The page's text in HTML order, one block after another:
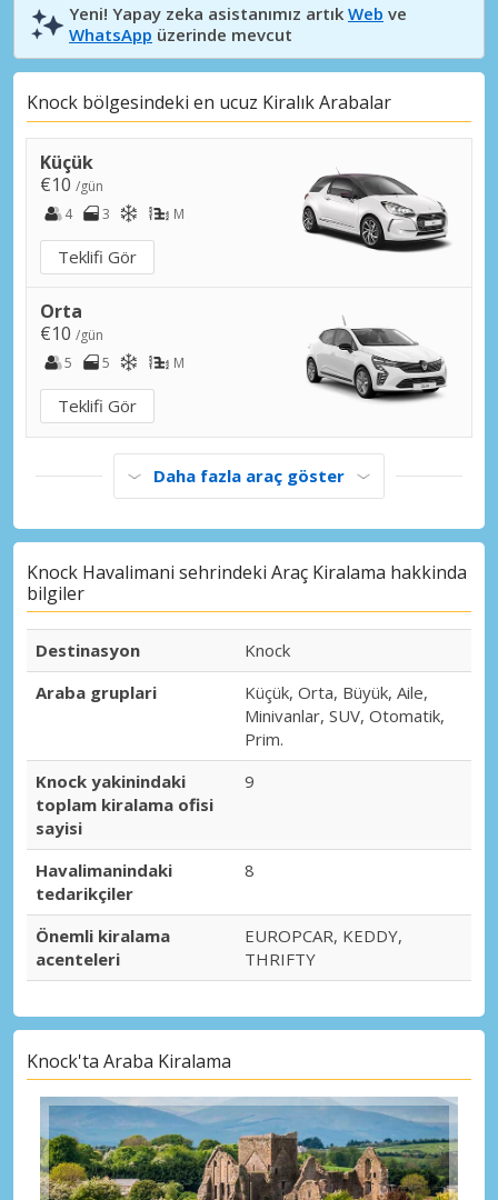
Yeni! Yapay zeka asistanımız artık Web ve
WhatsApp üzerinde mevcut
Knock bölgesindeki en ucuz Kiralık Arabalar
Küçük
€10 /gün
4
3 M
Teklifi Gör
Orta
€10 /gün
5
5 M
Teklifi Gör
Daha fazla araç göster
Knock Havalimani sehrindeki Araç Kiralama hakkinda
bilgiler
Destinasyon
Knock
Araba gruplari
Küçük, Orta, Büyük, Aile,
Minivanlar, SUV, Otomatik,
Prim.
Knock yakinindaki
toplam kiralama ofisi
sayisi
9
Havalimanindaki
tedarikçiler
8
Önemli kiralama
acenteleri
EUROPCAR, KEDDY,
THRIFTY
Knock'ta Araba Kiralama